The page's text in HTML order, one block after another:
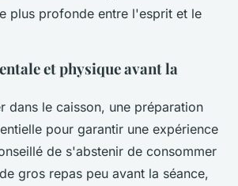
plus profonde entre l'esprit et le
et physique avant la
dans le caisson, une préparation
pour garantir une expérience
de s'abstenir de consommer
gros repas peu avant la séance,